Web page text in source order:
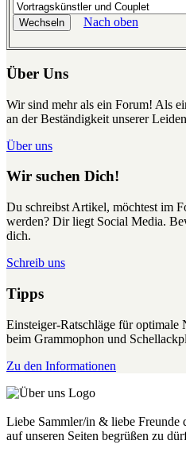
Nach oben
Über Uns
Wir sind mehr als ein Forum! Als
an der Beständigkeit unserer
Über uns
Wir suchen Dich!
Du schreibst Artikel, möchtest im
werden? Dir liegt Social Media.
dich.
Schreib uns
Tipps
Einsteiger-Ratschläge für
beim Grammophon und
Zu den Informationen
Liebe Sammler/in & liebe Freunde
auf unseren Seiten begrüßen zu